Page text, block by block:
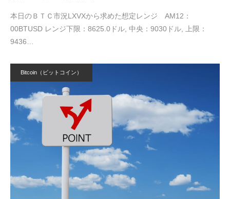
本日のＢＴＣ市況LXVXから求めた想定レンジ AM12：
00BTUSD レンジ下限：8625.0ドル, 中央：9030ドル, 上限：
9436…
Bitcoin（ビットコイン）